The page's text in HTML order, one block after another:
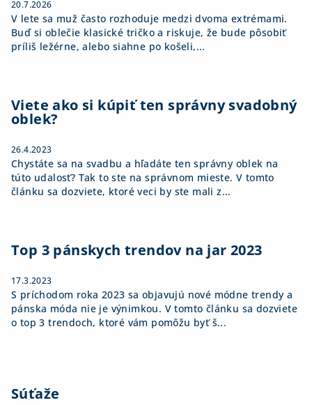
20.7.2026
V lete sa muž často rozhoduje medzi dvoma extrémami.
Buď si oblečie klasické tričko a riskuje, že bude pôsobiť
príliš ležérne, alebo siahne po košeli,...
Viete ako si kúpiť ten správny svadobný
oblek?
26.4.2023
Chystáte sa na svadbu a hľadáte ten správny oblek na
túto udalosť? Tak to ste na správnom mieste. V tomto
článku sa dozviete, ktoré veci by ste mali z...
Top 3 pánskych trendov na jar 2023
17.3.2023
S príchodom roka 2023 sa objavujú nové módne trendy a
pánska móda nie je výnimkou. V tomto článku sa dozviete
o top 3 trendoch, ktoré vám pomôžu byť š...
Súťaže